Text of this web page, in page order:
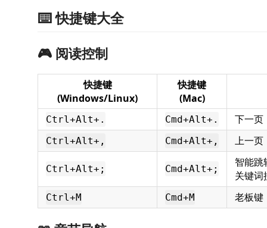
⌨️ 快捷键大全
🎮 阅读控制
快捷键
(Windows/Linux)
快捷键
(Mac)
Ctrl+Alt+. Cmd+Alt+. 下一页
Ctrl+Alt+, Cmd+Alt+, 上一页
Ctrl+Alt+; Cmd+Alt+;
智能跳
关键词
Ctrl+M Cmd+M 老板键